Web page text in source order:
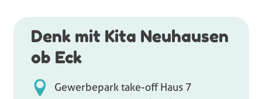
Denk mit Kita Neuhausen
ob Eck
Gewerbepark take-off Haus 7